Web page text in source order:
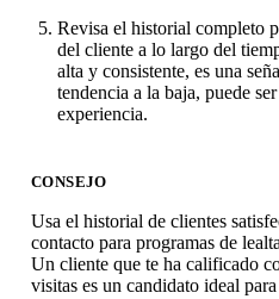
Revisa el historial completo
del cliente a lo largo del
alta y consistente, es una
tendencia a la baja, puede
experiencia.
CONSEJO
Usa el historial de clientes
contacto para programas de
Un cliente que te ha calificado
visitas es un candidato ideal